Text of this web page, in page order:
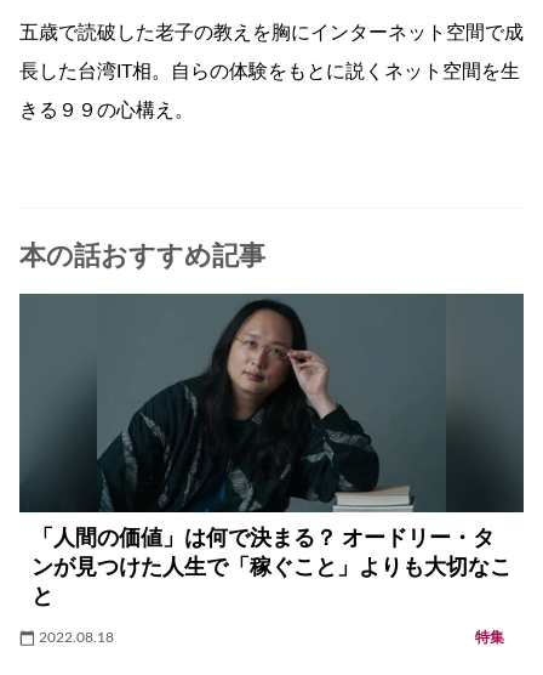
五歳で読破した老子の教えを胸にインターネット空間で成
長した台湾IT相。自らの体験をもとに説くネット空間を生
きる９９の心構え。
本の話おすすめ記事
「人間の価値」は何で決まる？ オードリー・タ
ンが見つけた人生で「稼ぐこと」よりも大切なこ
と
2022.08.18 特集